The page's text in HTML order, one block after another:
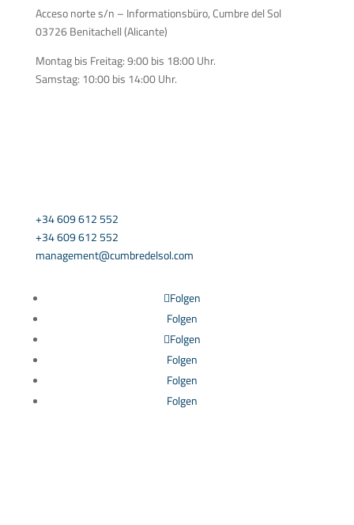
Acceso norte s/n – Informationsbüro, Cumbre del Sol
03726 Benitachell (Alicante)
Montag bis Freitag: 9:00 bis 18:00 Uhr.
Samstag: 10:00 bis 14:00 Uhr.
+34 609 612 552
+34 609 612 552
management@cumbredelsol.com
Folgen
Folgen
Folgen
Folgen
Folgen
Folgen